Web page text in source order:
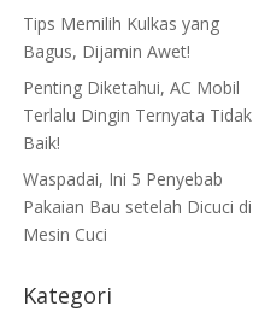
Tips Memilih Kulkas yang
Bagus, Dijamin Awet!
Penting Diketahui, AC Mobil
Terlalu Dingin Ternyata Tidak
Baik!
Waspadai, Ini 5 Penyebab
Pakaian Bau setelah Dicuci di
Mesin Cuci
Kategori